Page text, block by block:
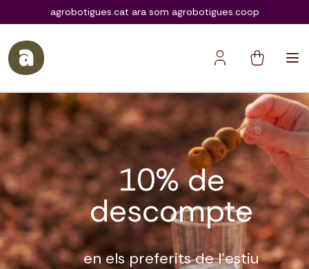
agrobotigues.coop
agrobotigues.cat ara som agrobotigues.coop
10% de
descompte
en els preferits de l’estiu